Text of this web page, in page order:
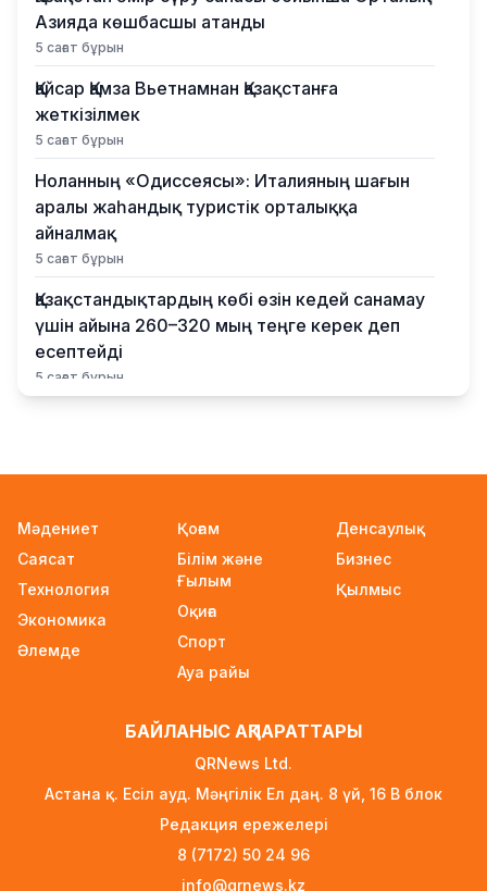
Азияда көшбасшы атанды
5 сағат бұрын
Қайсар Қамза Вьетнамнан Қазақстанға
жеткізілмек
5 сағат бұрын
Ноланның «Одиссеясы»: Италияның шағын
аралы жаһандық туристік орталыққа
айналмақ
5 сағат бұрын
Қазақстандықтардың көбі өзін кедей санамау
үшін айына 260–320 мың теңге керек деп
есептейді
5 сағат бұрын
талаптар қатаңдатылды
Wildberries қоймаларын Қазақстанға көшіру
туралы ақпаратқа жауап берді
6 сағат бұрын
2027 жылы Астанада УЕФА президенті
сайланады
Білім гранттарының иегерлері 7 тамызда
Тоқаев «Бәйтерек» холдингінің басшысына
баспананың қолжетімділігін арттыруды
Мәдениет
Саясат
Технология
Экономика
Әлемде
Қоғам
Білім және
Ғылым
Оқиға
Спорт
Ауа райы
Денсаулық
Бизнес
Қылмыс
БАЙЛАНЫС АҚПАРАТТАРЫ
QRNews Ltd.
Астана қ. Есіл ауд. Мәңгілік Ел даң. 8 үй, 16 B блок
Редакция ережелері
8 (7172) 50 24 96
info@qrnews.kz